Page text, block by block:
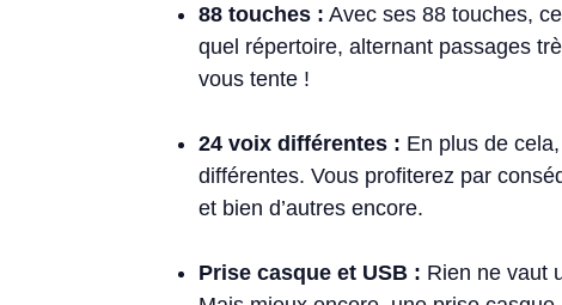
88 touches : Avec ses 88 touches,
quel répertoire, alternant passages
vous tente !
24 voix différentes : En plus de
différentes. Vous profiterez par
et bien d’autres encore.
Prise casque et USB : Rien ne vaut